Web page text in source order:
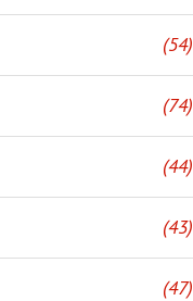
(54)
(74)
(44)
(43)
(47)